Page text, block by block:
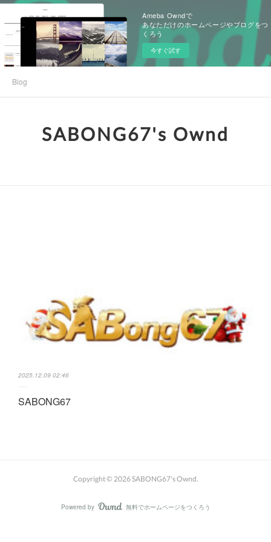
Ameba Owndで
あなただけのホームページやブログをつ
くろう
今すぐ試す
Blog
SABONG67's Ownd
2025.12.09 02:46
SABONG67
Copyright © 2026SABONG67's Ownd.
Powered by AmebaOwnd
無料でホームページをつくろう